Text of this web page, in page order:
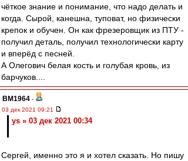
чёткое знание и понимание, что надо делать и
когда. Сырой, канешна, туповат, но физически
крепок и обучен. Он как фрезеровщик из ПТУ -
получил деталь, получил технологически карту
и вперёд с песней.
А Олегович белая кость и голубая кровь, из
барчуков....
BM1964 -
03 дек 2021 09:21
ys » 03 дек 2021 00:34
Сергей, именно это я и хотел сказать. Но пишу